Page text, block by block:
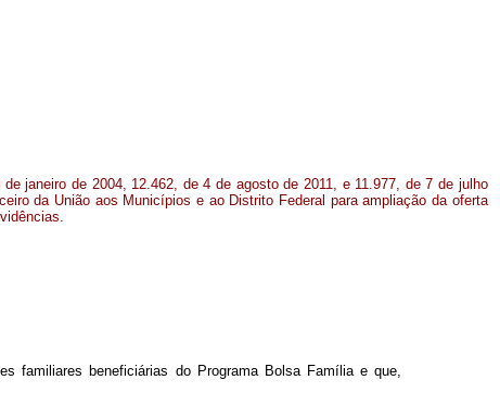
de janeiro de 2004, 12.462, de 4 de agosto de 2011, e 11.977, de 7 de julho
da União aos Municípios e ao Distrito Federal para ampliação da oferta
familiares beneficiárias do Programa Bolsa Família e que,